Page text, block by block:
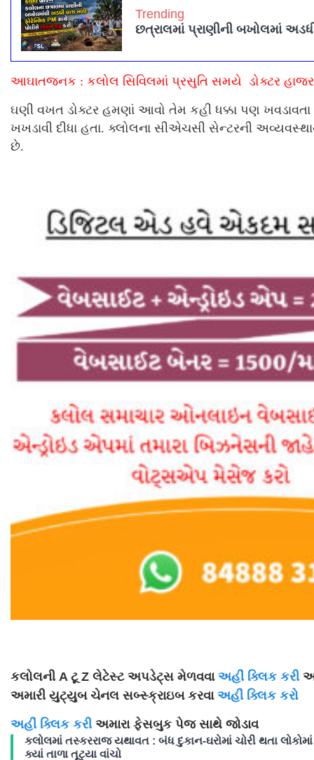
Trending
છત્રાલમાં પ્રાણીની બખોલમાં
આઘાતજનક : કલોલ સિવિલમાં પ્રસુતિ સમયે ડોક્ટર
ઘણી વખત ડોક્ટર હમણાં આવો તેમ કહી ધક્કા પણ
ખખડાવી દીધા હતા. ક્લોલના સીએચસી સેન્ટરની
છે.
કલોલની A ટૂ Z લેટેસ્ટ અપડેટ્સ મેળવવા અહીં ક્લિક કરી
અમારી યુટ્યુબ ચેનલ સબ્સ્ક્રાઇબ કરવા અહીં ક્લિક કરો
અહીં ક્લિક કરી અમારા ફેસબુક પેજ સાથે જોડાવ
કલોલમાં તસ્કરરાજ યથાવત : બંધ દુકાન-ઘરોમાં ચોરી થતા
ક્યાં તાળા તૂટ્યા વાંચો